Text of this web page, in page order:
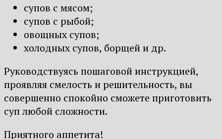
супов с мясом;
супов с рыбой;
овощных супов;
холодных супов, борщей и др.
Руководствуясь пошаговой инструкцией,
проявляя смелость и решительность, вы
совершенно спокойно сможете приготовить
суп любой сложности.
Приятного аппетита!